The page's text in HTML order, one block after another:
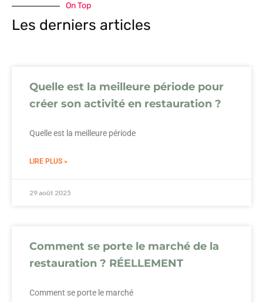
On Top
Les derniers articles
Quelle est la meilleure période pour
créer son activité en restauration ?
Quelle est la meilleure période
LIRE PLUS »
29 août 2025
Comment se porte le marché de la
restauration ? RÉELLEMENT
Comment se porte le marché